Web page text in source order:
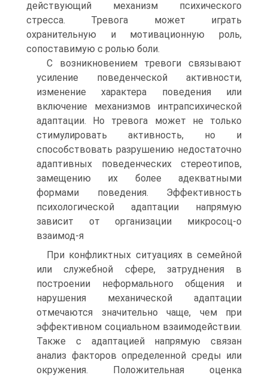
действующий механизм психического
стресса. Тревога может играть
охранительную и мотивационную роль,
сопоставимую с ролью боли.
С возникновением тревоги связывают
усиление поведенческой активности,
изменение характера поведения или
включение механизмов интрапсихической
адаптации. Но тревога может не только
стимулировать активность, но и
способствовать разрушению недостаточно
адаптивных поведенческих стереотипов,
замещению их более адекватными
формами поведения. Эффективность
психологической адаптации напрямую
зависит от организации микросоц-о
взаимод-я
При конфликтных ситуациях в семейной
или служебной сфере, затруднения в
построении неформального общения и
нарушения механической адаптации
отмечаются значительно чаще, чем при
эффективном социальном взаимодействии.
Также с адаптацией напрямую связан
анализ факторов определенной среды или
окружения. Положительная оценка